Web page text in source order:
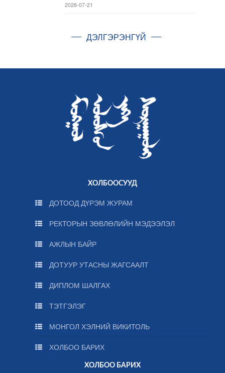
2026-07-21
ДЭЛГЭРЭНГҮЙ
ХОЛБООСУУД
ДОТООД ДҮРЭМ ЖУРАМ
РЕКТОРЫН ЗӨВЛӨЛИЙН МЭДЭЭЛЭЛ
АЖЛЫН БАЙР
ДОТУУР УТАСНЫ ЖАГСААЛТ
ДИПЛОМ ШАЛГАХ
ТЭТГЭЛЭГ
МОНГОЛ ХЭЛНИЙ ВИКИТОЛЬ
ХОЛБОО БАРИХ
ХОЛБОО БАРИХ